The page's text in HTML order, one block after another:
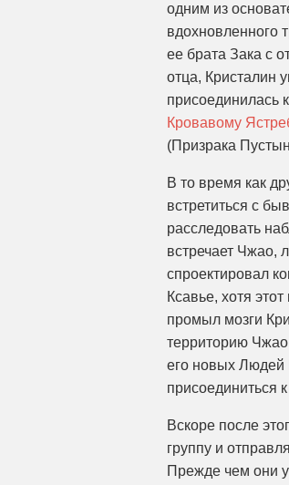
одним из
вдохновленного
ее брата Зака ​​с
отца, Кристалин
присоединилась
Кровавому
(Призрака
В то время как
встретиться с
расследовать
встречает Чжао,
спроектировал
Ксавье, хотя
промыл мозги
территорию
его новых Людей
присоединиться
Вскоре после
группу и
Прежде чем они